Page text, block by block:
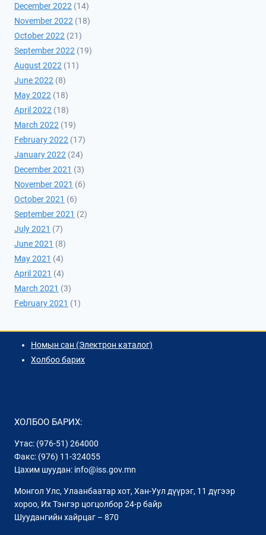
December 2022 (14)
November 2022 (18)
October 2022 (21)
September 2022 (19)
August 2022 (11)
June 2022 (8)
May 2022 (18)
April 2022 (18)
March 2022 (19)
February 2022 (17)
January 2022 (24)
December 2021 (3)
November 2021 (6)
October 2021 (6)
September 2021 (2)
July 2021 (7)
June 2021 (8)
May 2021 (4)
April 2021 (4)
March 2021 (3)
February 2021 (1)
Номын сан (Электрон каталог)
Холбоо барих
ХОЛБОО БАРИХ:
Утас: (976-51) 264000
Факс: (976) 11-324055
Цахим шуудан: info@iss.gov.mn
Монгол Улс, Улаанбаатар хот, Хан-Уул дүүрэг, 11 дүгээр
хороо, Их Тэнгэр цогцолбор 24-р байр
Шуудангийн хайрцаг – 870